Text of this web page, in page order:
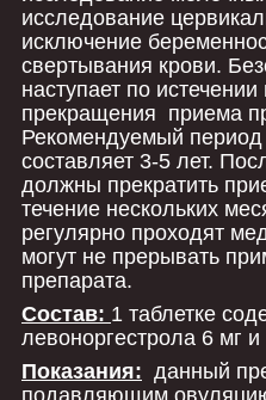
исследование
исключение
свертывания крови.
наступает по
прекращения приема
Рекомендуемый
составляет 3-5 лет.
должны прекратить
течение нескольких
регулярно проходят
могут не прерывать
препарата.
Состав: 1 таблетке
левоноргестрола 6 мг и
Показания: данный
подавляющим